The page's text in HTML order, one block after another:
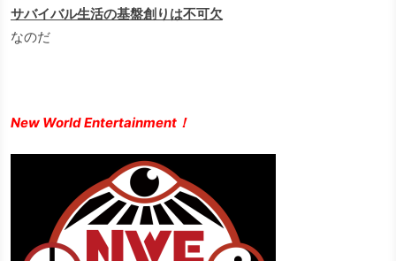
サバイバル生活の基盤創りは不可欠
なのだ
New World Entertainment！